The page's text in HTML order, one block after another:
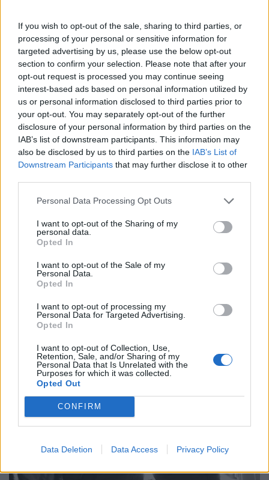
If you wish to opt-out of the sale, sharing to third parties, or
processing of your personal or sensitive information for
targeted advertising by us, please use the below opt-out
section to confirm your selection. Please note that after your
opt-out request is processed you may continue seeing
interest-based ads based on personal information utilized by
us or personal information disclosed to third parties prior to
your opt-out. You may separately opt-out of the further
disclosure of your personal information by third parties on the
IAB’s list of downstream participants. This information may
also be disclosed by us to third parties on the IAB’s List of
Downstream Participants that may further disclose it to other
Personal Data Processing Opt Outs
I want to opt-out of the Sharing of my
personal data.
Opted In
I want to opt-out of the Sale of my
Personal Data.
Opted In
I want to opt-out of processing my
Personal Data for Targeted Advertising.
Opted In
I want to opt-out of Collection, Use,
Retention, Sale, and/or Sharing of my
Personal Data that Is Unrelated with the
Purposes for which it was collected.
Opted Out
CONFIRM
Data Deletion Data Access Privacy Policy
Ακολουθήστε το OLAFAQ
στο Google News
Newsroom
Ετικέτες :Anya Taylor-Joy
Furiosa: A Mad
Max Saga,Mad Max: Fury Road
Δείτε επίσης